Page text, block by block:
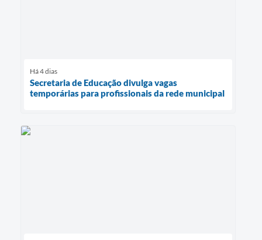
Há 4 dias
Secretaria de Educação divulga vagas
temporárias para profissionais da rede municipal